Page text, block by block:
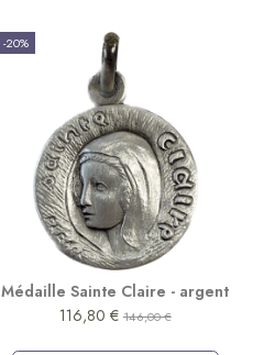
-20%
Médaille Sainte Claire - argent
116,80 € 146,00 €